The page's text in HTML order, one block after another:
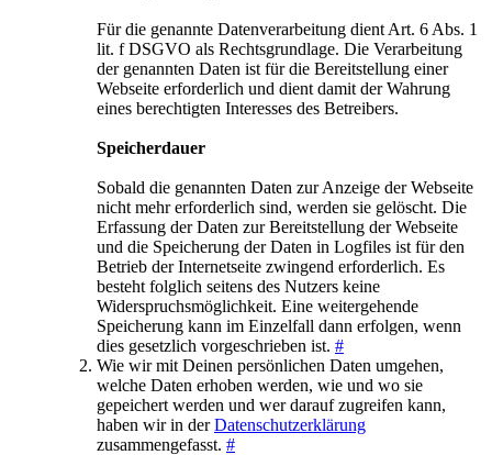
Für die genannte Datenverarbeitung dient Art. 6 Abs. 1
lit. f DSGVO als Rechtsgrundlage. Die Verarbeitung
der genannten Daten ist für die Bereitstellung einer
Webseite erforderlich und dient damit der Wahrung
eines berechtigten Interesses des Betreibers.
Speicherdauer
Sobald die genannten Daten zur Anzeige der Webseite
nicht mehr erforderlich sind, werden sie gelöscht. Die
Erfassung der Daten zur Bereitstellung der Webseite
und die Speicherung der Daten in Logfiles ist für den
Betrieb der Internetseite zwingend erforderlich. Es
besteht folglich seitens des Nutzers keine
Widerspruchsmöglichkeit. Eine weitergehende
Speicherung kann im Einzelfall dann erfolgen, wenn
dies gesetzlich vorgeschrieben ist. #
Wie wir mit Deinen persönlichen Daten umgehen,
welche Daten erhoben werden, wie und wo sie
gepeichert werden und wer darauf zugreifen kann,
haben wir in derDatenschutzerklärung
zusammengefasst. #